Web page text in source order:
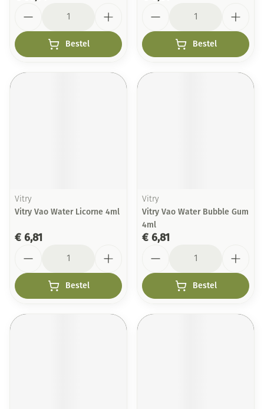
Bestel Bestel
Vitry
Vitry Vao Water Licorne 4ml
€ 6,81
Bestel
Vitry
Vitry Vao Water Bubble Gum
4ml
€ 6,81
Bestel